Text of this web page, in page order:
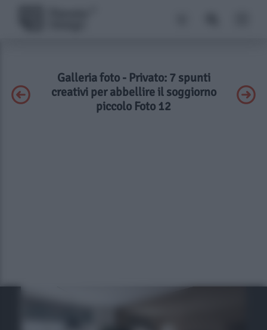
Galleria foto - Privato: 7 spunti
creativi per abbellire il soggiorno
piccolo Foto 12